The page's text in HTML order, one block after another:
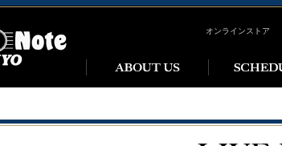
オンラインストア